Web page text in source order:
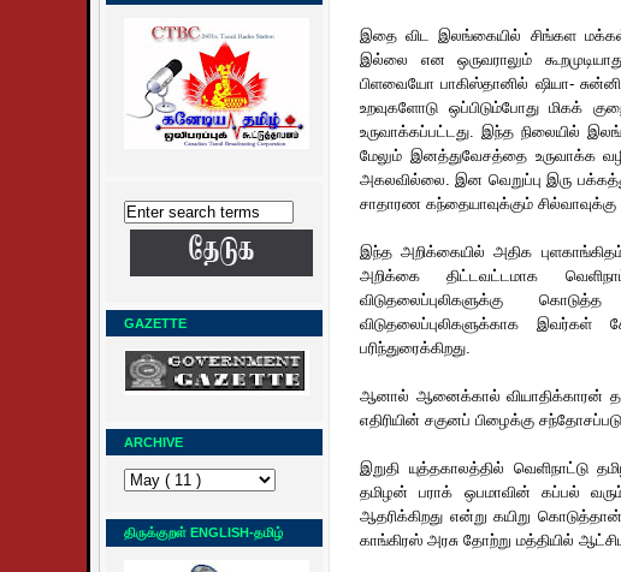
GAZETTE
ARCHIVE
திருக்குறள் ENGLISH-தமிழ்
இதை விட இலங்கையில் சிங்கள
இல்லை என ஒருவராலும்
பிளவையோ பாகிஸ்தானில் ஷியா-
உறவுகளோடு ஒப்பிடும்போது மிகக்
உருவாக்கப்பட்டது. இந்த நிலையில்
மேலும் இனத்துவேசத்தை உருவாக்க
அகலவில்லை. இன வெறுப்பு இரு
சாதாரண கந்தையாவுக்கும்
இந்த அறிக்கையில் அதிக
அறிக்கை திட்டவட்டமாக
விடுதலைப்புலிகளுக்கு
விடுதலைப்புலிகளுக்காக
பரிந்துரைக்கிறது.
ஆனால் ஆனைக்கால் வியாதிக்காரன்
எதிரியின் சகுனப் பிழைக்கு
இறுதி யுத்தகாலத்தில் வெளிநாட்டு
தமிழன் பராக் ஒபமாவின் கப்பல்
ஆதரிக்கிறது என்று கயிறு
காங்கிரஸ் அரசு தோற்று மத்தியில்